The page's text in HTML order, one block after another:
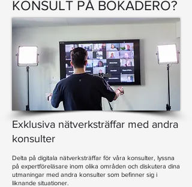
KONSULT PÅ BOKADERO?
Exklusiva nätverksträffar med andra
konsulter
Delta på digitala nätverksträffar för våra konsulter, lyssna
på expertföreläsare inom olika områden och diskutera dina
utmaningar med andra konsulter som befinner sig i
liknande situationer.